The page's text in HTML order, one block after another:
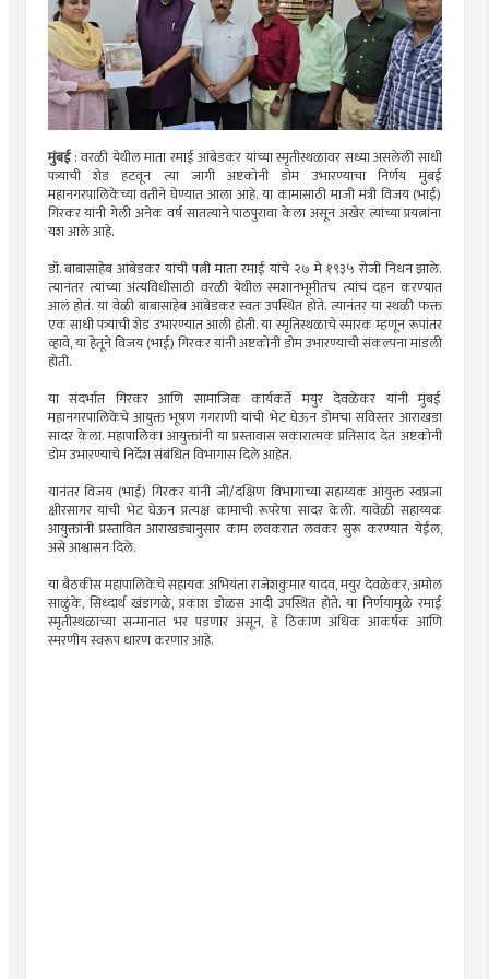
मुंबई: वरळी येथील माता रमाई आंबेडकर यांच्या स्मृतीस्थळावर सध्या असलेली साधी
पत्र्याची शेड हटवून त्या जागी अष्टकोनी डोम उभारण्याचा निर्णय मुंबई
महानगरपालिकेच्या वतीने घेण्यात आला आहे. या कामासाठी माजी मंत्री विजय (भाई)
गिरकर यांनी गेली अनेक वर्ष सातत्याने पाठपुरावा केला असून अखेर त्यांच्या प्रयत्नांना
यश आले आहे.
डॉ. बाबासाहेब आंबेडकर यांची पत्नी माता रमाई यांचे २७ मे १९३५ रोजी निधन झाले.
त्यानंतर त्यांच्या अंत्यविधीसाठी वरळी येथील स्मशानभूमीतच त्यांचं दहन करण्यात
आलं होतं. या वेळी बाबासाहेब आंबेडकर स्वतः उपस्थित होते. त्यानंतर या स्थळी फक्त
एक साधी पत्र्याची शेड उभारण्यात आली होती. या स्मृतिस्थळाचे स्मारक म्हणून रूपांतर
व्हावे, या हेतूने विजय (भाई) गिरकर यांनी अष्टकोनी डोम उभारण्याची संकल्पना मांडली
होती.
या संदर्भात गिरकर आणि सामाजिक कार्यकर्ते मयुर देवळेकर यांनी मुंबई
महानगरपालिकेचे आयुक्त भूषण गगराणी यांची भेट घेऊन डोमचा सविस्तर आराखडा
सादर केला. महापालिका आयुक्तांनी या प्रस्तावास सकारात्मक प्रतिसाद देत अष्टकोनी
डोम उभारण्याचे निर्देश संबंधित विभागास दिले आहेत.
यानंतर विजय (भाई) गिरकर यांनी जी/दक्षिण विभागाच्या सहाय्यक आयुक्त स्वप्नजा
क्षीरसागर यांची भेट घेऊन प्रत्यक्ष कामाची रूपरेषा सादर केली. यावेळी सहाय्यक
आयुक्तांनी प्रस्तावित आराखड्यानुसार काम लवकरात लवकर सुरू करण्यात येईल,
असे आश्वासन दिले.
या बैठकीस महापालिकेचे सहायक अभियंता राजेशकुमार यादव, मयुर देवळेकर, अमोल
साळुंके, सिध्दार्थ खंडागळे, प्रकाश डोळस आदी उपस्थित होते. या निर्णयामुळे रमाई
स्मृतीस्थळाच्या सन्मानात भर पडणार असून, हे ठिकाण अधिक आकर्षक आणि
स्मरणीय स्वरूप धारण करणार आहे.